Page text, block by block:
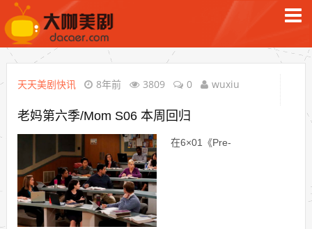
天天美剧快讯 8年前 3809 0 wuxiu
老妈第六季/Mom S06 本周回归
在6×01《Pre-